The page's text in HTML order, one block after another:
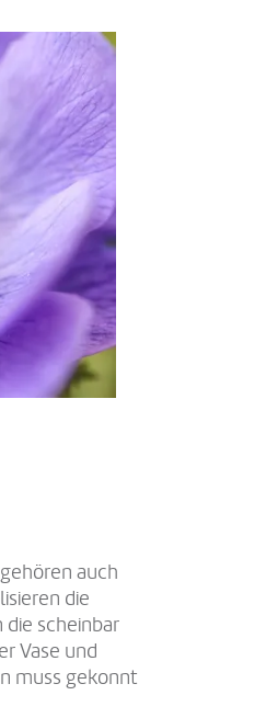
auch
die
die scheinbar
Vase und
muss gekonnt